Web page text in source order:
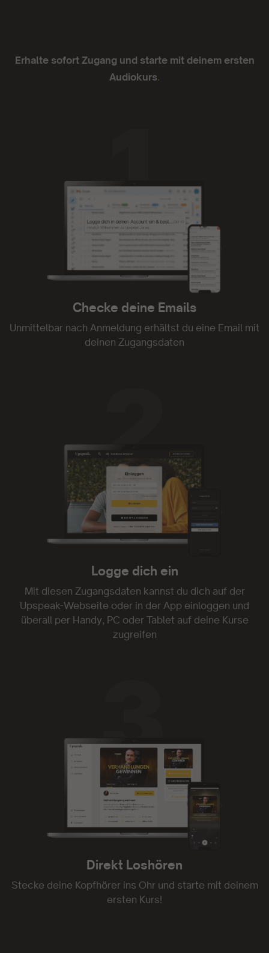
Tolle Plattform. Kann ich nur empfehlen
beim Spaziergang mit dem Hund genießen. Und
die Mentoren sind einfach klasse! Weiter so!
- Kim Marcy
Genau was ich gesucht und endlich gefunden
habe. Danke!
Erhalte sofort Zugang und starte mit deinem ersten
Audiokurs.
Checke deine Emails
Unmittelbar nach Anmeldung erhältst du eine Email mit
deinen Zugangsdaten
Logge dich ein
Mit diesen Zugangsdaten kannst du dich auf der
Upspeak-Webseite oder in der App einloggen und
überall per Handy, PC oder Tablet auf deine Kurse
zugreifen
Direkt Loshören
Stecke deine Kopfhörer ins Ohr und starte mit deinem
ersten Kurs!